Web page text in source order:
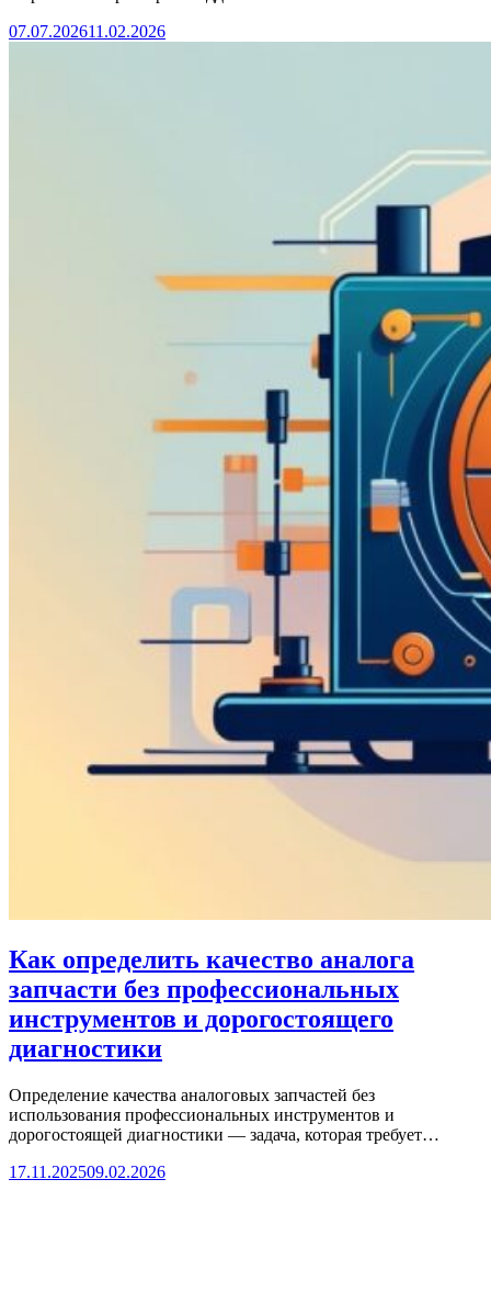
07.07.202611.02.2026
Как определить качество аналога
запчасти без профессиональных
инструментов и дорогостоящего
диагностики
Определение качества аналоговых запчастей без
использования профессиональных инструментов и
дорогостоящей диагностики — задача, которая требует…
17.11.202509.02.2026